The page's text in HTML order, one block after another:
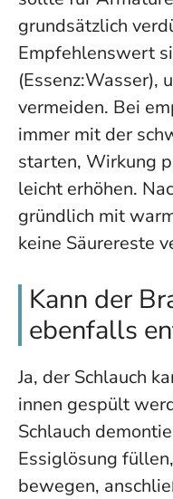
grundsätzlich
Empfehlenswert
(Essenz:Wasser),
vermeiden. Bei
immer mit der
starten, Wirkung
leicht erhöhen.
gründlich mit
keine Säurereste
Kann der
ebenfalls
Ja, der Schlauch
innen gespült
Schlauch
Essiglösung
bewegen,